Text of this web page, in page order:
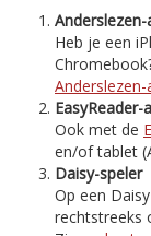
Anderslezen-
Heb je een
Anderslezen-
EasyReader-
Ook met de
en/of tablet
Daisy-speler
Op een
rechtstreeks